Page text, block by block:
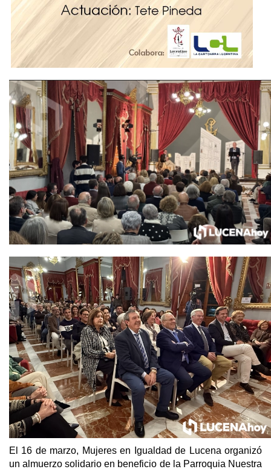
El 16 de marzo, Mujeres en Igualdad de Lucena organizó
un almuerzo solidario en beneficio de la Parroquia Nuestra